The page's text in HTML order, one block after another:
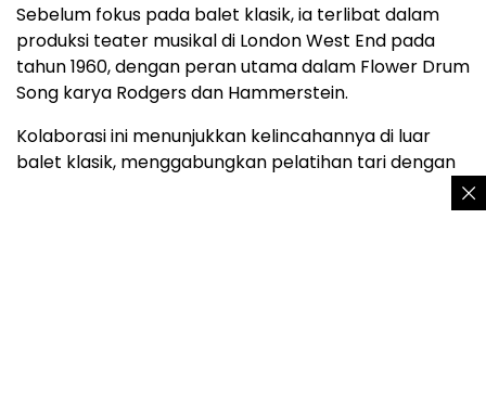
Sebelum fokus pada balet klasik, ia terlibat dalam
produksi teater musikal di London West End pada
tahun 1960, dengan peran utama dalam Flower Drum
Song karya Rodgers dan Hammerstein.
Kolaborasi ini menunjukkan kelincahannya di luar
balet klasik, menggabungkan pelatihan tari dengan